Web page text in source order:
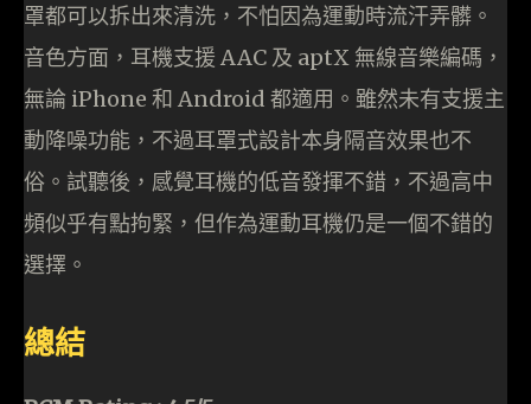
罩都可以拆出來清洗，不怕因為運動時流汗弄髒。
音色方面，耳機支援 AAC 及 aptX 無線音樂編碼，
無論 iPhone 和 Android 都適用。雖然未有支援主
動降噪功能，不過耳罩式設計本身隔音效果也不
俗。試聽後，感覺耳機的低音發揮不錯，不過高中
頻似乎有點拘緊，但作為運動耳機仍是一個不錯的
選擇。
總結